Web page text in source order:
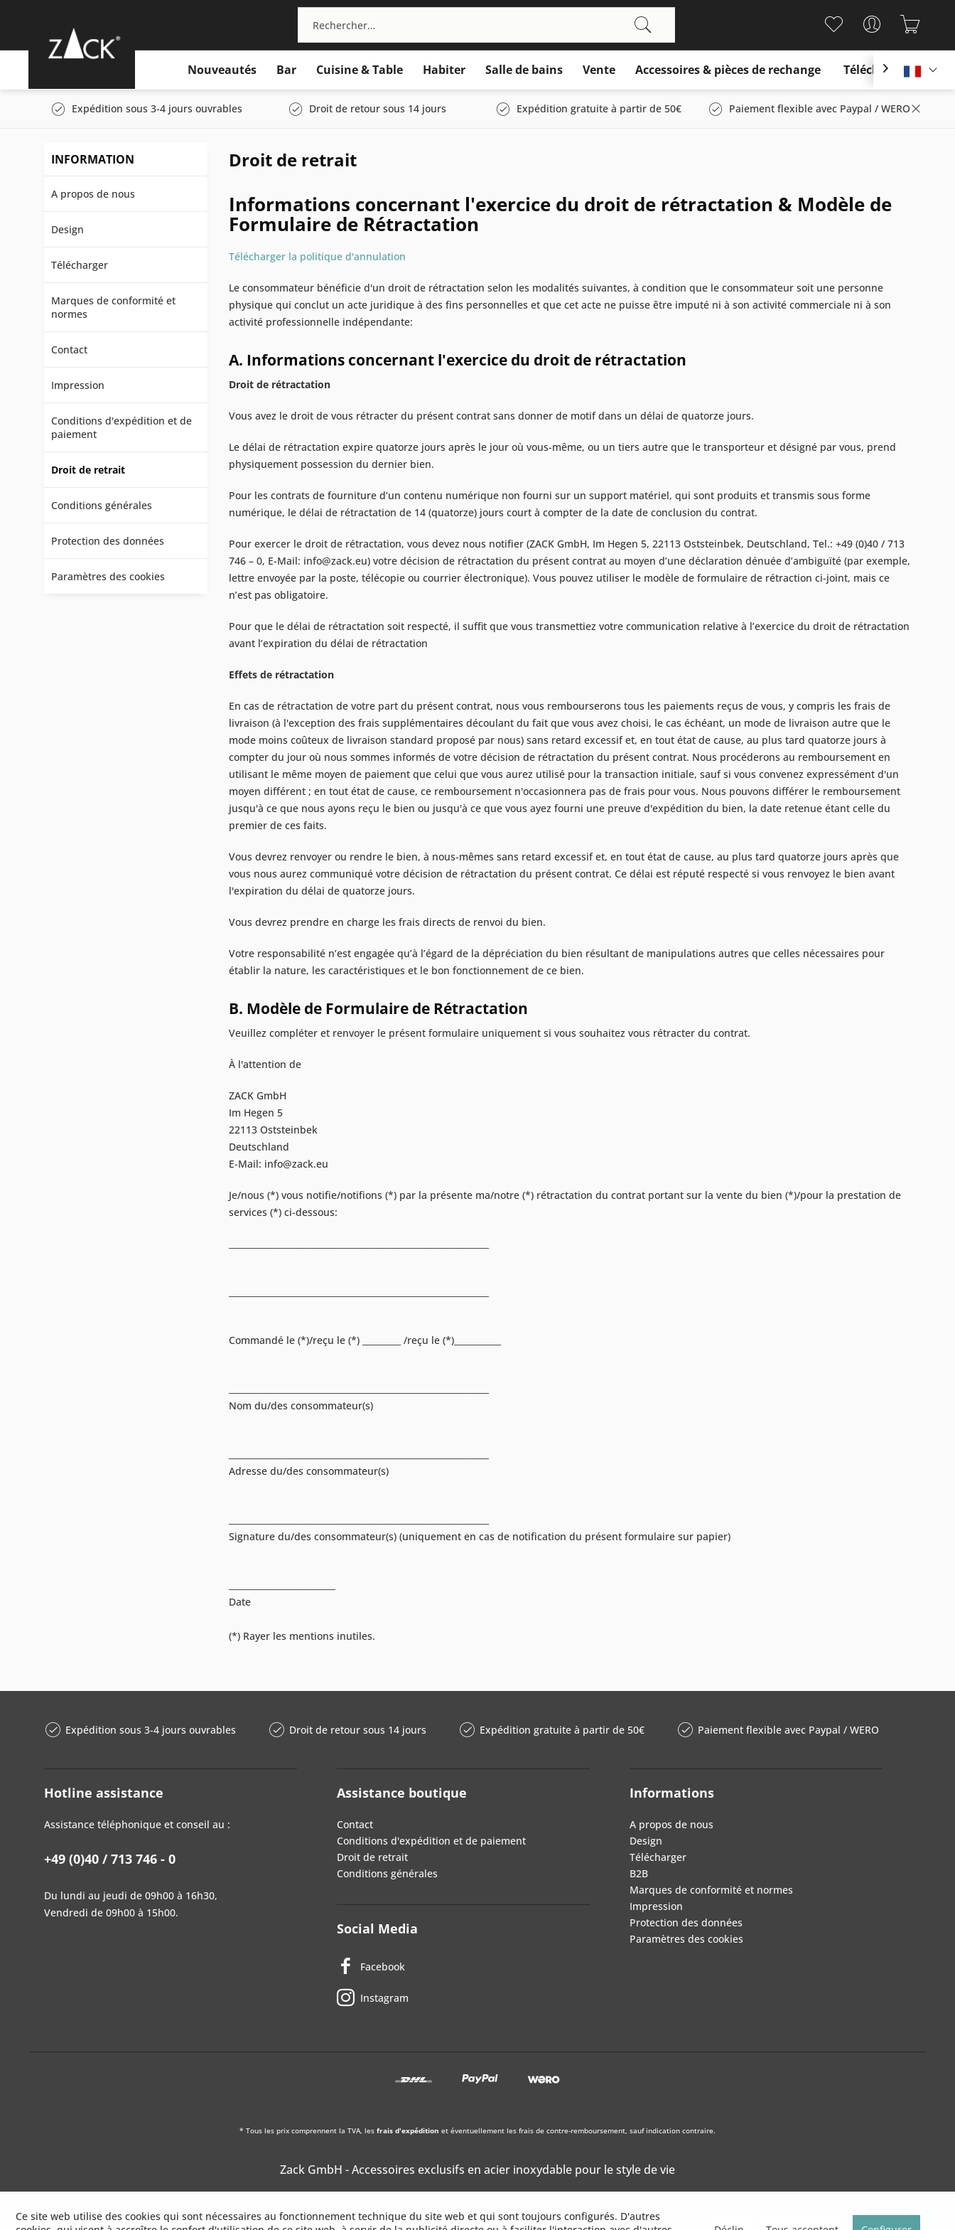
Nouveautés Bar Cuisine & Table Habiter Salle de bains Vente Accessoires & pièces de rechange Télécharger

Expédition sous 3-4 jours ouvrables Droit de retour sous 14 jours Expédition gratuite à partir de 50€ Paiement flexible avec Paypal / WERO
INFORMATION
A propos de nous
Design
Télécharger
Marques de conformité et
normes
Contact
Impression
Conditions d'expédition et de
paiement
Droit de retrait
Conditions générales
Protection des données
Paramètres des cookies
Droit de retrait
Informations concernant l'exercice du droit de rétractation & Modèle de
Formulaire de Rétractation
Télécharger la politique d'annulation
Le consommateur bénéficie d'un droit de rétractation selon les modalités suivantes, à condition que le consommateur soit une personne
physique qui conclut un acte juridique à des fins personnelles et que cet acte ne puisse être imputé ni à son activité commerciale ni à son
activité professionnelle indépendante:
A. Informations concernant l'exercice du droit de rétractation
Droit de rétractation
Vous avez le droit de vous rétracter du présent contrat sans donner de motif dans un délai de quatorze jours.
Le délai de rétractation expire quatorze jours après le jour où vous-même, ou un tiers autre que le transporteur et désigné par vous, prend
physiquement possession du dernier bien.
Pour les contrats de fourniture d’un contenu numérique non fourni sur un support matériel, qui sont produits et transmis sous forme
numérique, le délai de rétractation de 14 (quatorze) jours court à compter de la date de conclusion du contrat.
Pour exercer le droit de rétractation, vous devez nous notifier (ZACK GmbH, Im Hegen 5, 22113 Oststeinbek, Deutschland, Tel.: +49 (0)40 / 713
746 – 0, E-Mail: info@zack.eu) votre décision de rétractation du présent contrat au moyen d’une déclaration dénuée d’ambiguïté (par exemple,
lettre envoyée par la poste, télécopie ou courrier électronique). Vous pouvez utiliser le modèle de formulaire de rétraction ci-joint, mais ce
n’est pas obligatoire.
Pour que le délai de rétractation soit respecté, il suffit que vous transmettiez votre communication relative à l’exercice du droit de rétractation
avant l’expiration du délai de rétractation
Effets de rétractation
En cas de rétractation de votre part du présent contrat, nous vous rembourserons tous les paiements reçus de vous, y compris les frais de
livraison (à l'exception des frais supplémentaires découlant du fait que vous avez choisi, le cas échéant, un mode de livraison autre que le
mode moins coûteux de livraison standard proposé par nous) sans retard excessif et, en tout état de cause, au plus tard quatorze jours à
compter du jour où nous sommes informés de votre décision de rétractation du présent contrat. Nous procéderons au remboursement en
utilisant le même moyen de paiement que celui que vous aurez utilisé pour la transaction initiale, sauf si vous convenez expressément d'un
moyen différent ; en tout état de cause, ce remboursement n'occasionnera pas de frais pour vous. Nous pouvons différer le remboursement
jusqu'à ce que nous ayons reçu le bien ou jusqu'à ce que vous ayez fourni une preuve d'expédition du bien, la date retenue étant celle du
premier de ces faits.
Vous devrez renvoyer ou rendre le bien, à nous-mêmes sans retard excessif et, en tout état de cause, au plus tard quatorze jours après que
vous nous aurez communiqué votre décision de rétractation du présent contrat. Ce délai est réputé respecté si vous renvoyez le bien avant
l'expiration du délai de quatorze jours.
Vous devrez prendre en charge les frais directs de renvoi du bien.
Votre responsabilité n’est engagée qu’à l’égard de la dépréciation du bien résultant de manipulations autres que celles nécessaires pour
établir la nature, les caractéristiques et le bon fonctionnement de ce bien.
B. Modèle de Formulaire de Rétractation
Veuillez compléter et renvoyer le présent formulaire uniquement si vous souhaitez vous rétracter du contrat.
À l'attention de
ZACK GmbH
Im Hegen 5
22113 Oststeinbek
Deutschland
E-Mail: info@zack.eu
Je/nous (*) vous notifie/notifions (*) par la présente ma/notre (*) rétractation du contrat portant sur la vente du bien (*)/pour la prestation de
services (*) ci-dessous:
Commandé le (*)/reçu le (*) _________ /reçu le (*)___________
Nom du/des consommateur(s)
Adresse du/des consommateur(s)
Signature du/des consommateur(s) (uniquement en cas de notification du présent formulaire sur papier)
Date
(*) Rayer les mentions inutiles.
Expédition sous 3-4 jours ouvrables Droit de retour sous 14 jours Expédition gratuite à partir de 50€ Paiement flexible avec Paypal / WERO
Hotline assistance
Assistance téléphonique et conseil au :
+49 (0)40 / 713 746 - 0
Du lundi au jeudi de 09h00 à 16h30,
Vendredi de 09h00 à 15h00.
Assistance boutique
Contact
Conditions d'expédition et de paiement
Droit de retrait
Conditions générales
Social Media
Facebook
Instagram
Informations
A propos de nous
Design
Télécharger
B2B
Marques de conformité et normes
Impression
Protection des données
Paramètres des cookies
* Tous les prix comprennent la TVA, les frais d'expédition et éventuellement les frais de contre-remboursement, sauf indication contraire.
Zack GmbH - Accessoires exclusifs en acier inoxydable pour le style de vie
Ce site web utilise des cookies qui sont nécessaires au fonctionnement technique du site web et qui sont toujours configurés. D'autres